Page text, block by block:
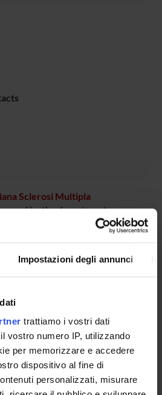
Impostazioni degli annunci
trattiamo i vostri dati
vostro numero IP, utilizzando
per memorizzare e accedere
dispositivo al fine di
personalizzati, misurare
Sclerosi Multipla
by the department